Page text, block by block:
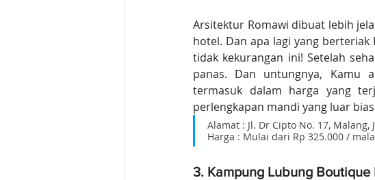
Arsitektur Romawi dibuat lebih
hotel. Dan apa lagi yang
tidak kekurangan ini! Setelah
panas. Dan untungnya, Kamu
termasuk dalam harga yang
perlengkapan mandi yang luar
Alamat : Jl. Dr Cipto No. 17, Malang,
Harga : Mulai dari Rp 325.000 /
3. Kampung Lubung Boutique